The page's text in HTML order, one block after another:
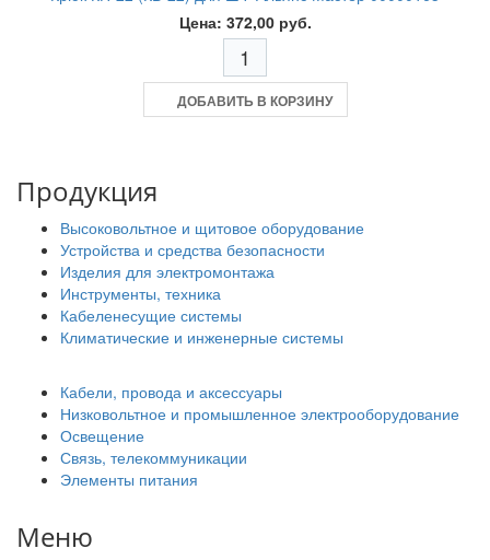
Цена: 372,00 руб.
ДОБАВИТЬ В КОРЗИНУ
Продукция
Высоковольтное и щитовое оборудование
Устройства и средства безопасности
Изделия для электромонтажа
Инструменты, техника
Кабеленесущие системы
Климатические и инженерные системы
Кабели, провода и аксессуары
Низковольтное и промышленное электрооборудование
Освещение
Связь, телекоммуникации
Элементы питания
Меню